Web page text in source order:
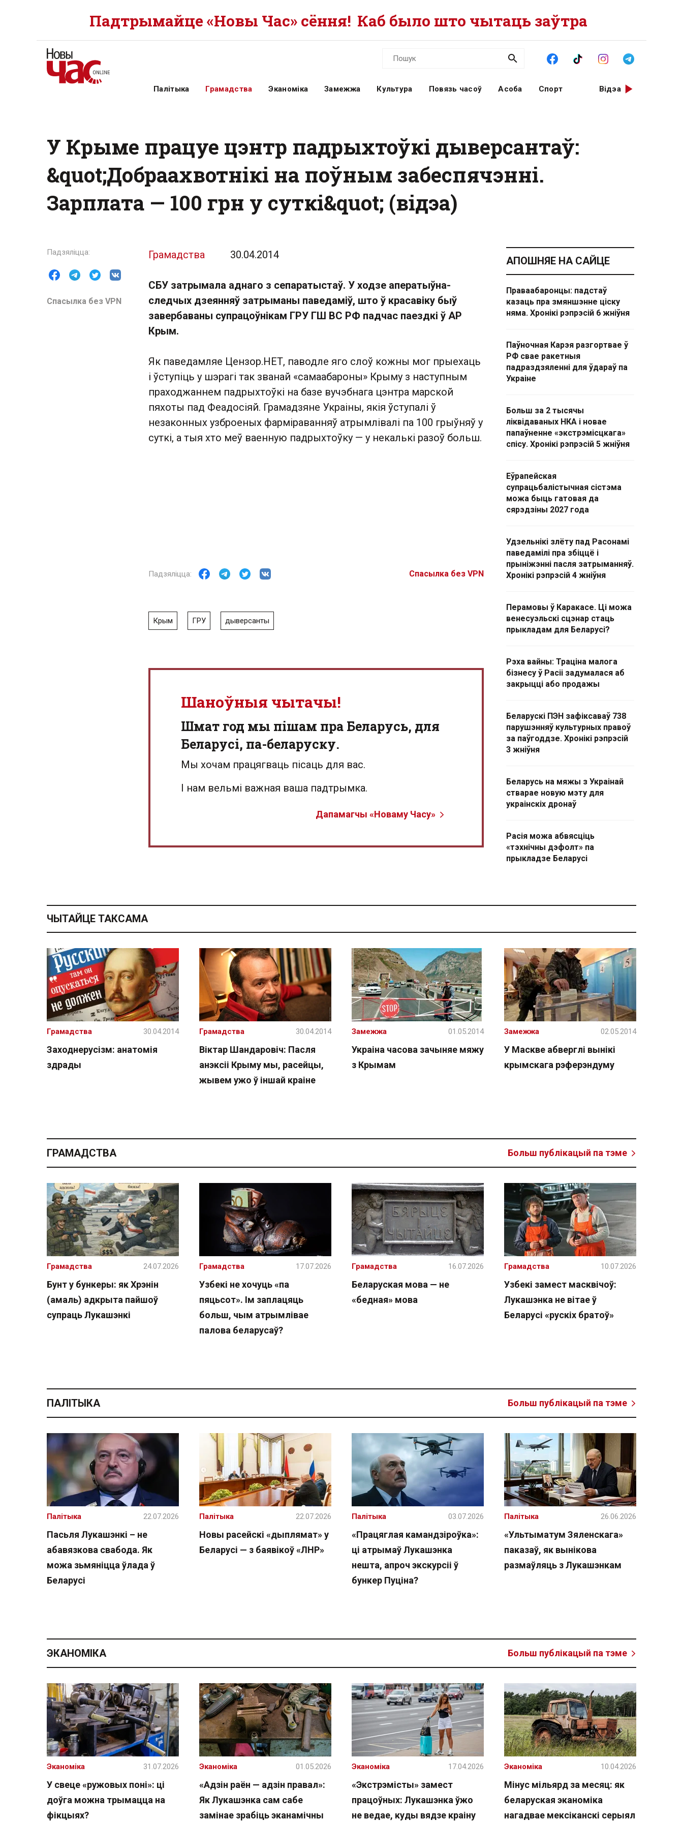
Падтрымайце «Новы Час» сёння! Каб было што чытаць заўтра
Палітыка Грамадства Эканоміка Замежжа Культура Повязь часоў Асоба Спорт Відэа
У Крыме працуе цэнтр падрыхтоўкі дыверсантаў:
&quot;Добраахвотнікі на поўным забеспячэнні.
Зарплата — 100 грн у суткі&quot; (відэа)
Спасылка без VPN
Грамадства 30.04.2014
СБУ затрымала аднаго з сепаратыстаў. У ходзе аператыўна-
следчых дзеянняў затрыманы паведаміў, што ў красавіку быў
завербаваны супрацоўнікам ГРУ ГШ ВС РФ падчас паездкі ў АР
Крым.
Як паведамляе Цензор.НЕТ, паводле яго слоў кожны мог прыехаць
і ўступіць у шэрагі так званай «самаабароны» Крыму з наступным
праходжаннем падрыхтоўкі на базе вучэбнага цэнтра марской
пяхоты пад Феадосіяй. Грамадзяне Украіны, якія ўступалі ў
незаконных узброеных фарміраванняў атрымлівалі па 100 грыўняў у
суткі, а тыя хто меў ваенную падрыхтоўку — у некалькі разоў больш.
Спасылка без VPN
Крым ГРУ дыверсанты
Шаноўныя чытачы!
Шмат год мы пішам пра Беларусь, для
Беларусі, па-беларуску.
Мы хочам працягваць пісаць для вас.
І нам вельмі важная ваша падтрымка.
Дапамагчы «Новаму Часу»
АПОШНЯЕ НА САЙЦЕ
Праваабаронцы: падстаў
казаць пра змяншэнне ціску
няма. Хронікі рэпрэсій 6 жніўня
Паўночная Карэя разгортвае ў
РФ свае ракетныя
падраздзяленні для ўдараў па
Украіне
Больш за 2 тысячы
ліквідаваных НКА і новае
папаўненне «экстрэмісцкага»
спісу. Хронікі рэпрэсій 5 жніўня
Еўрапейская
супрацьбалістычная сістэма
можа быць гатовая да
сярэдзіны 2027 года
Удзельнікі злёту пад Расонамі
паведамілі пра збіццё і
прыніжэнні пасля затрыманняў.
Хронікі рэпрэсій 4 жніўня
Перамовы ў Каракасе. Ці можа
венесуэльскі сцэнар стаць
прыкладам для Беларусі?
Рэха вайны: Траціна малога
бізнесу ў Расіі задумалася аб
закрыцці або продажы
Беларускі ПЭН зафіксаваў 738
парушэнняў культурных правоў
за паўгоддзе. Хронікі рэпрэсій
3 жніўня
Беларусь на мяжы з Украінай
стварае новую мэту для
украінскіх дронаў
Расія можа абвясціць
«тэхнічны дэфолт» па
прыкладзе Беларусі
ЧЫТАЙЦЕ ТАКСАМА
Заходнерусізм: анатомія
здрады
Грамадства 30.04.2014
Віктар Шандаровіч: Пасля
анэксіі Крыму мы, расейцы,
жывем ужо ў іншай краіне
Грамадства 30.04.2014
Украіна часова зачыняе мяжу
з Крымам
Замежжа 01.05.2014
У Маскве абверглі вынікі
крымскага рэферэндуму
Замежжа 02.05.2014
ГРАМАДСТВА Больш публікацый па тэме
Бунт у бункеры: як Хрэнін
(амаль) адкрыта пайшоў
супраць Лукашэнкі
Грамадства 24.07.2026
Узбекі не хочуць «па
пяцьсот». Ім заплацяць
больш, чым атрымлівае
палова беларусаў?
Грамадства 17.07.2026
Беларуская мова — не
«бедная» мова
Грамадства 16.07.2026
Узбекі замест масквічоў:
Лукашэнка не вітае ў
Беларусі «рускіх братоў»
Грамадства 10.07.2026
ПАЛІТЫКА Больш публікацый па тэме
Пасьля Лукашэнкі – не
абавязкова свабода. Як
можа зьмяніцца ўлада ў
Беларусі
Палітыка 22.07.2026
Новы расейскі «дыплямат» у
Беларусі — з баявікоў «ЛНР»
Палітыка 22.07.2026
«Працяглая камандзіроўка»:
ці атрымаў Лукашэнка
нешта, апроч экскурсіі ў
бункер Пуціна?
Палітыка 03.07.2026
«Ультыматум Зяленскага»
паказаў, як вынікова
размаўляць з Лукашэнкам
Палітыка 26.06.2026
ЭКАНОМІКА Больш публікацый па тэме
У свеце «ружовых поні»: ці
доўга можна трымацца на
фікцыях?
Эканоміка 31.07.2026
«Адзін раён — адзін правал»:
Як Лукашэнка сам сабе
замінае зрабіць эканамічны
Эканоміка 01.05.2026
«Экстрэмісты» замест
працоўных: Лукашэнка ўжо
не ведае, куды вядзе краіну
Эканоміка 17.04.2026
Мінус мільярд за месяц: як
беларуская эканоміка
нагадвае мексіканскі серыял
Эканоміка 10.04.2026